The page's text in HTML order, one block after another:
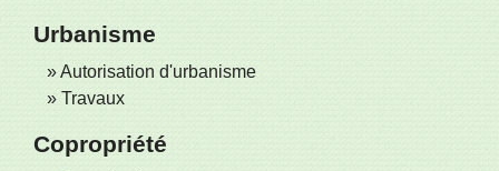
Urbanisme
Autorisation d'urbanisme
Travaux
Copropriété